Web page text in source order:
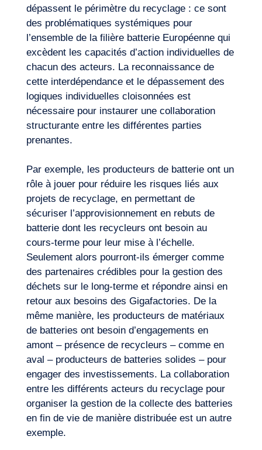
Journal de Bord
dépassent le périmètre du recyclage : ce sont
des problématiques systémiques pour
l’ensemble de la filière batterie Européenne qui
excèdent les capacités d’action individuelles de
chacun des acteurs. La reconnaissance de
cette interdépendance et le dépassement des
logiques individuelles cloisonnées est
nécessaire pour instaurer une collaboration
structurante entre les différentes parties
prenantes.
Par exemple, les producteurs de batterie ont un
rôle à jouer pour réduire les risques liés aux
projets de recyclage, en permettant de
sécuriser l’approvisionnement en rebuts de
batterie dont les recycleurs ont besoin au
cours-terme pour leur mise à l’échelle.
Seulement alors pourront-ils émerger comme
des partenaires crédibles pour la gestion des
déchets sur le long-terme et répondre ainsi en
retour aux besoins des Gigafactories. De la
même manière, les producteurs de matériaux
de batteries ont besoin d’engagements en
amont – présence de recycleurs – comme en
aval – producteurs de batteries solides – pour
engager des investissements. La collaboration
entre les différents acteurs du recyclage pour
organiser la gestion de la collecte des batteries
en fin de vie de manière distribuée est un autre
exemple.